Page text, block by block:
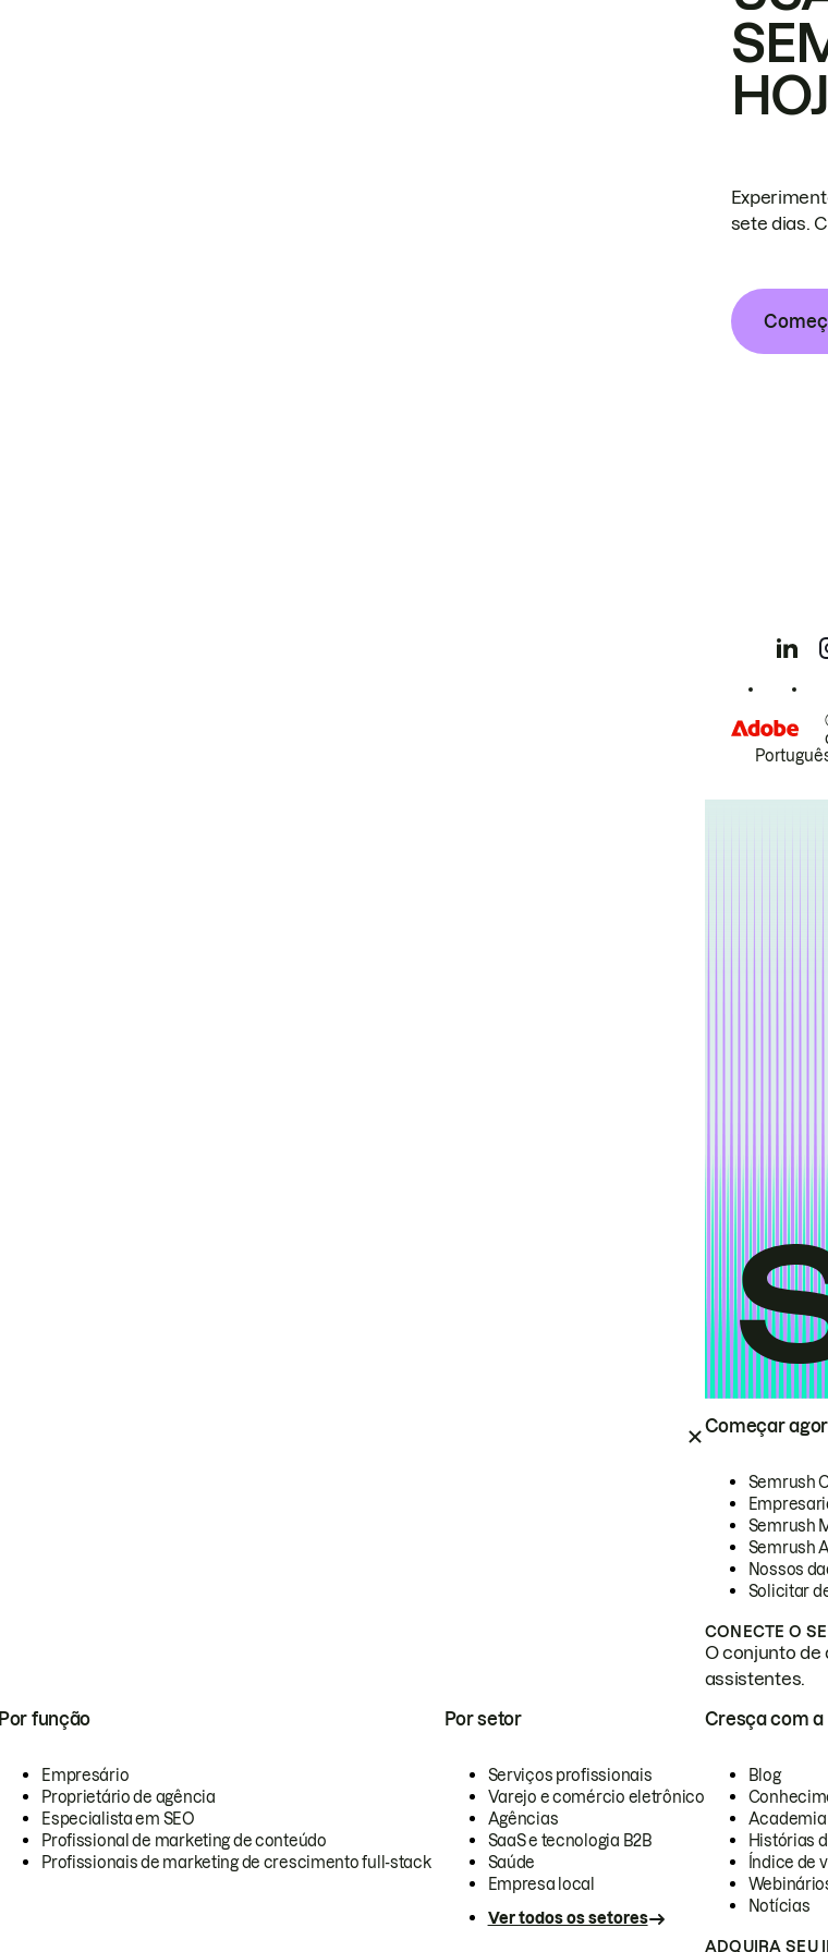
Começar
Semrush
Semrush
Semrush
Nossos
Solicitar
CONECTE O
O conjunto de
assistentes.
Por função
Empresário
Proprietário de agência
Especialista em SEO
Profissional de marketing de conteúdo
Profissionais de marketing de crescimento full-stack
Por setor
Serviços profissionais
Varejo e comércio eletrônico
Agências
SaaS e tecnologia B2B
Saúde
Empresa local
Ver todos os setores
Cresça com a
Blog
Academia
Histórias
Índice de
Notícias
ADQUIRA SEU
sete dias.